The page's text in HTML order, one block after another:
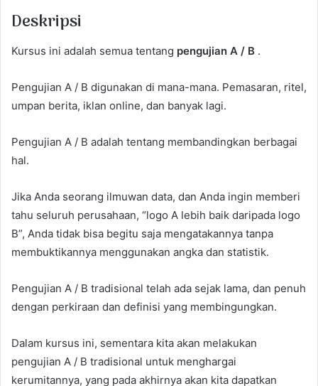
Deskripsi
Kursus ini adalah semua tentang pengujian A / B .
Pengujian A / B digunakan di mana-mana. Pemasaran, ritel,
umpan berita, iklan online, dan banyak lagi.
Pengujian A / B adalah tentang membandingkan berbagai
hal.
Jika Anda seorang ilmuwan data, dan Anda ingin memberi
tahu seluruh perusahaan, “logo A lebih baik daripada logo
B”, Anda tidak bisa begitu saja mengatakannya tanpa
membuktikannya menggunakan angka dan statistik.
Pengujian A / B tradisional telah ada sejak lama, dan penuh
dengan perkiraan dan definisi yang membingungkan.
Dalam kursus ini, sementara kita akan melakukan
pengujian A / B tradisional untuk menghargai
kerumitannya, yang pada akhirnya akan kita dapatkan